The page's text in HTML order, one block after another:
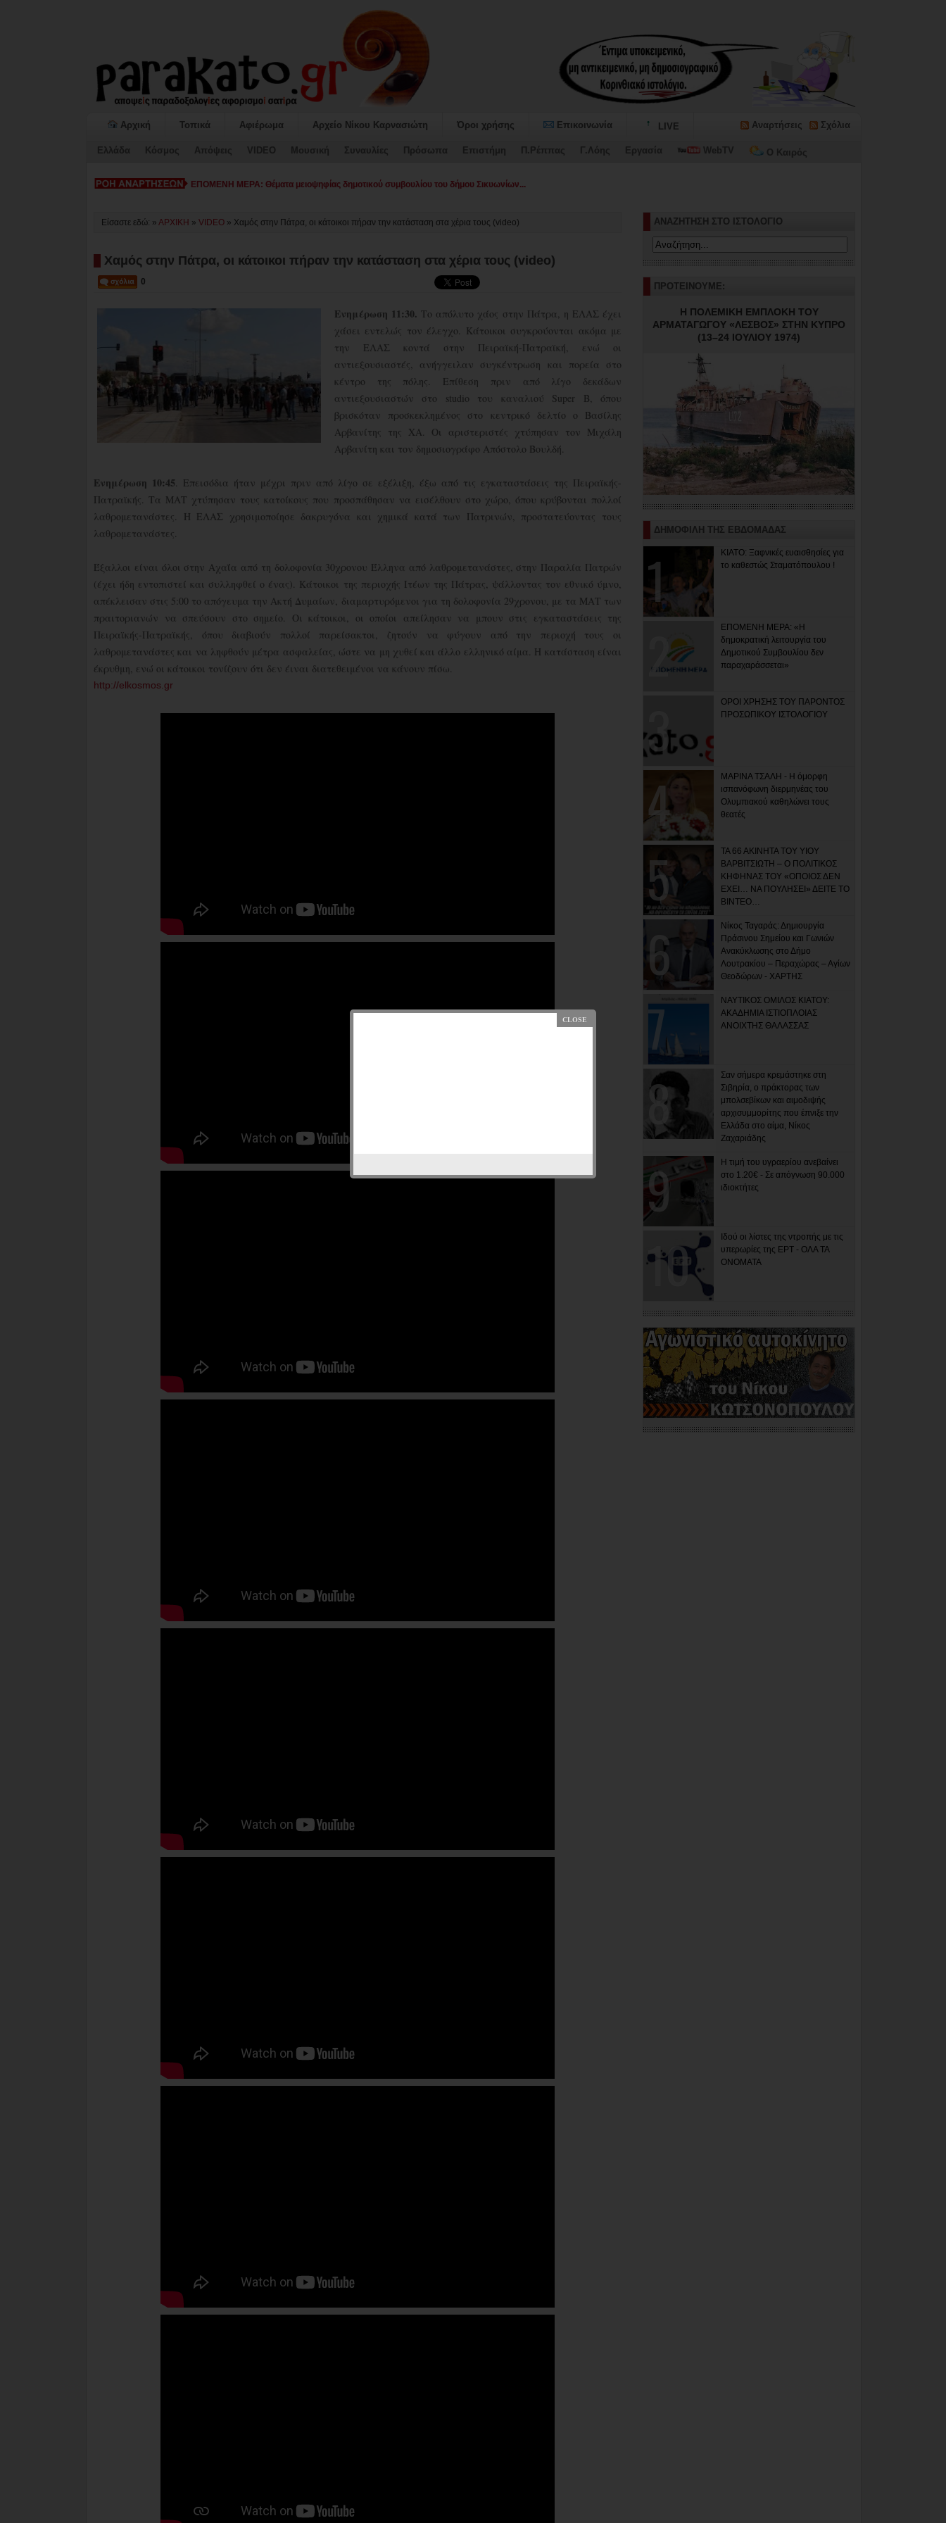
Αρχική Τοπικά Αφιέρωμα Αρχείο Νίκου Καρνασιώτη Όροι χρήσης Επικοινωνία LIVE Αναρτήσεις Σχόλια
Ελλάδα Κόσμος Απόψεις VIDEO Μουσική Συναυλίες Πρόσωπα Επιστήμη Π.Ρέππας Γ.Λόης Εργασία WebTV Ο Καιρός
ΕΠΟΜΕΝΗ ΜΕΡΑ: Θέματα μειοψηφίας δημοτικού συμβουλίου του δήμου Σικυωνίων...
Είσαστε εδώ: » ΑΡΧΙΚΗ » VIDEO » Χαμός στην Πάτρα, οι κάτοικοι πήραν την κατάσταση στα χέρια τους (video)
Χαμός στην Πάτρα, οι κάτοικοι πήραν την κατάσταση στα χέρια τους (video)
0
Ενημέρωση 11:30. Το απόλυτο χάος στην Πάτρα, η ΕΛΑΣ έχει
χάσει εντελώς τον έλεγχο. Κάτοικοι συγκρούονται ακόμα με
την ΕΛΑΣ κοντά στην Πειραϊκή-Πατραϊκή, ενώ οι
αντιεξουσιαστές, ανήγγειλαν συγκέντρωση και πορεία στο
κέντρο της πόλης. Επίθεση πριν από λίγο δεκάδων
αντιεξουσιαστών στο studio του καναλιού Super B, όπου
βρισκόταν προσκεκλημένος στο κεντρικό δελτίο ο Βασίλης
Αρβανίτης της ΧΑ. Οι αριστεριστές χτύπησαν τον Μιχάλη
Αρβανίτη και τον δημοσιογράφο Απόστολο Βουλδή.
Ενημέρωση 10:45. Επεισόδια ήταν μέχρι πριν από λίγο σε εξέλιξη, έξω από τις εγκαταστάσεις της Πειραϊκής-
Πατραϊκής. Τα ΜΑΤ χτύπησαν τους κατοίκους που προσπάθησαν να εισέλθουν στο χώρο, όπου κρύβονται πολλοί
λαθρομετανάστες. Η ΕΛΑΣ χρησιμοποίησε δακρυγόνα και χημικά κατά των Πατρινών, προστατεύοντας τους
λαθρομετανάστες.
Έξαλλοι είναι όλοι στην Αχαΐα από τη δολοφονία 30χρονου Έλληνα από λαθρομετανάστες, στην Παραλία Πατρών
(έχει ήδη εντοπιστεί και συλληφθεί ο ένας). Κάτοικοι της περιοχής Ιτέων της Πάτρας, ψάλλοντας τον εθνικό ύμνο,
απέκλεισαν στις 5:00 το απόγευμα την Ακτή Δυμαίων, διαμαρτυρόμενοι για τη δολοφονία 29χρονου, με τα ΜΑΤ των
πραιτοριανών να σπεύσουν στο σημείο. Οι κάτοικοι, οι οποίοι απείλησαν να μπουν στις εγκαταστάσεις της
Πειραϊκής-Πατραϊκής, όπου διαβιούν πολλοί παρείσακτοι, ζητούν να φύγουν από την περιοχή τους οι
λαθρομετανάστες και να ληφθούν μέτρα ασφαλείας, ώστε να μη χυθεί και άλλο ελληνικό αίμα. Η κατάσταση είναι
έκρυθμη, ενώ οι κάτοικοι τονίζουν ότι δεν έιναι διατεθειμένοι να κάνουν πίσω.
http://elkosmos.gr
ΑΝΑΖΗΤΗΣΗ ΣΤΟ ΙΣΤΟΛΟΓΙΟ
ΠΡΟΤΕΙΝΟΥΜΕ:
Η ΠΟΛΕΜΙΚΗ ΕΜΠΛΟΚΗ ΤΟΥ
ΑΡΜΑΤΑΓΩΓΟΥ «ΛΕΣΒΟΣ» ΣΤΗΝ ΚΥΠΡΟ
(13–24 ΙΟΥΛΙΟΥ 1974)
ΔΗΜΟΦΙΛΗ ΤΗΣ ΕΒΔΟΜΑΔΑΣ
ΚΙΑΤΟ: Ξαφνικές ευαισθησίες για
το καθεστώς Σταματόπουλου !
ΕΠΟΜΕΝΗ ΜΕΡΑ: «Η
δημοκρατική λειτουργία του
Δημοτικού Συμβουλίου δεν
παραχαράσσεται»
ΟΡΟΙ ΧΡΗΣΗΣ ΤΟΥ ΠΑΡΟΝΤΟΣ
ΠΡΟΣΩΠΙΚΟΥ ΙΣΤΟΛΟΓΙΟΥ
ΜΑΡΙΝΑ ΤΣΑΛΗ - Η όμορφη
ισπανόφωνη διερμηνέας του
Ολυμπιακού καθηλώνει τους
θεατές
ΤΑ 66 ΑΚΙΝΗΤΑ ΤΟΥ ΥΙΟΥ
ΒΑΡΒΙΤΣΙΩΤΗ – Ο ΠΟΛΙΤΙΚΟΣ
ΚΗΦΗΝΑΣ ΤΟΥ «ΟΠΟΙΟΣ ΔΕΝ
ΕΧΕΙ… ΝΑ ΠΟΥΛΗΣΕΙ» ΔΕΙΤΕ ΤΟ
ΒΙΝΤΕΟ…
Νίκος Ταγαράς: Δημιουργία
Πράσινου Σημείου και Γωνιών
Ανακύκλωσης στο Δήμο
Λουτρακίου – Περαχώρας – Αγίων
Θεοδώρων - ΧΑΡΤΗΣ
ΝΑΥΤΙΚΟΣ ΟΜΙΛΟΣ ΚΙΑΤΟΥ:
ΑΚΑΔΗΜΙΑ ΙΣΤΙΟΠΛΟΙΑΣ
ΑΝΟΙΧΤΗΣ ΘΑΛΑΣΣΑΣ
Σαν σήμερα κρεμάστηκε στη
Σιβηρία, ο πράκτορας των
μπολσεβίκων και αιμοδιψής
αρχισυμμορίτης που έπνιξε την
Ελλάδα στο αίμα, Νίκος
Ζαχαριάδης
Η τιμή του υγραερίου ανεβαίνει
στο 1.20€ - Σε απόγνωση 90.000
ιδιοκτήτες
Ιδού οι λίστες της ντροπής με τις
υπερωρίες της ΕΡΤ - ΟΛΑ ΤΑ
ΟΝΟΜΑΤΑ